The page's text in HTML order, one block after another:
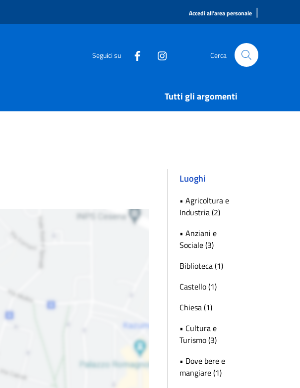
Accedi all'area personale |
Seguici su Cerca
Tutti gli argomenti
Luoghi
• Agricoltura e
Industria (2)
• Anziani e
Sociale (3)
Biblioteca (1)
Castello (1)
Chiesa (1)
• Cultura e
Turismo (3)
• Dove bere e
mangiare (1)